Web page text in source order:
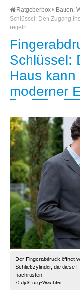
Ratgeberbox Bauen,
Schlüssel: Den Zugang
regeln
Schlüssel:
Haus
moderner
Der Fingerabdruck öffnet
Schließzylinder, die diese
nachrüsten.
© djd/Burg-Wächter